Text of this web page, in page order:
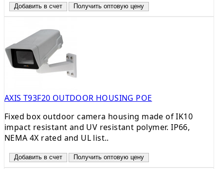
Добавить в счет Получить оптовую цену
AXIS T93F20 OUTDOOR HOUSING POE
Fixed box outdoor camera housing made of IK10
impact resistant and UV resistant polymer. IP66,
NEMA 4X rated and UL list..
Добавить в счет Получить оптовую цену